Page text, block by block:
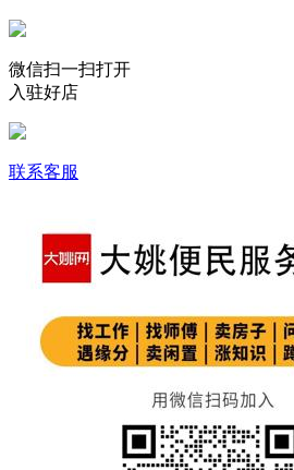
微信扫一扫打开
入驻好店
联系客服